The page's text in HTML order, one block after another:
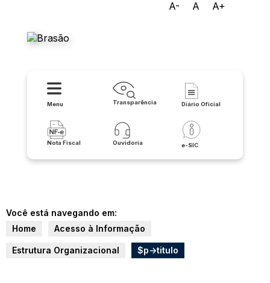
A- A A+
Menu Transparência Diário Oficial
Nota Fiscal Ouvidoria e-SIC
Você está navegando em:
Home
Acesso à Informação
Estrutura Organizacional $p->titulo